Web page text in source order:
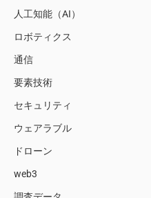
人工知能（AI）
ロボティクス
通信
要素技術
セキュリティ
ウェアラブル
ドローン
web3